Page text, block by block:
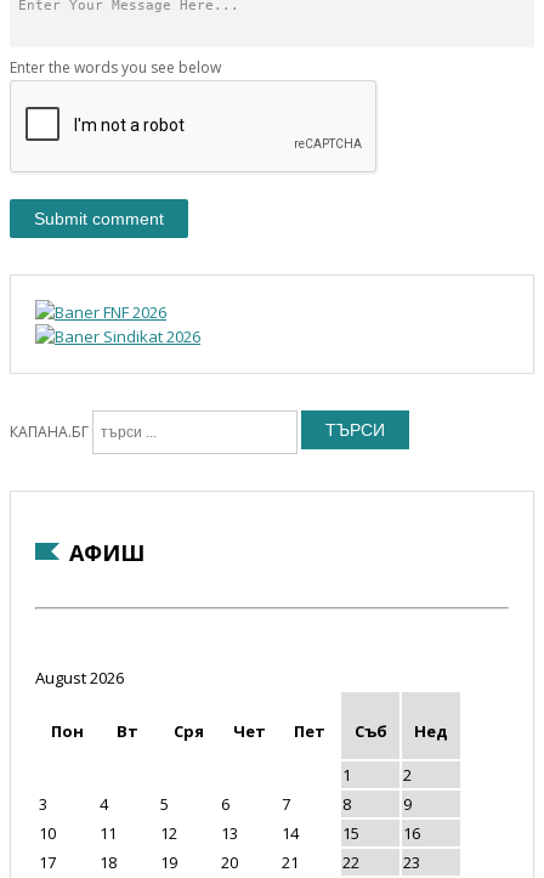
Enter the words you see below
КАПАНА.БГ ТЪРСИ
АФИШ
August 2026
Пон Вт Сря Чет Пет Съб
Нед
1
2
3
4 5 6 7 8
9
10
11 12 13 14 15
16
17
18 19 20 21 22
23